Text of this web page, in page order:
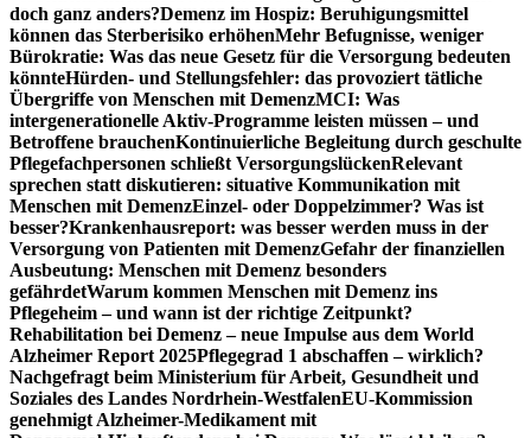
doch ganz anders?Demenz im Hospiz: Beruhigungsmittel
können das Sterberisiko erhöhenMehr Befugnisse, weniger
Bürokratie: Was das neue Gesetz für die Versorgung bedeuten
könnteHürden- und Stellungsfehler: das provoziert tätliche
Übergriffe von Menschen mit DemenzMCI: Was
intergenerationelle Aktiv-Programme leisten müssen – und
Betroffene brauchenKontinuierliche Begleitung durch geschulte
Pflegefachpersonen schließt VersorgungslückenRelevant
sprechen statt diskutieren: situative Kommunikation mit
Menschen mit DemenzEinzel- oder Doppelzimmer? Was ist
besser?Krankenhausreport: was besser werden muss in der
Versorgung von Patienten mit DemenzGefahr der finanziellen
Ausbeutung: Menschen mit Demenz besonders
gefährdetWarum kommen Menschen mit Demenz ins
Pflegeheim – und wann ist der richtige Zeitpunkt?
Rehabilitation bei Demenz – neue Impulse aus dem World
Alzheimer Report 2025Pflegegrad 1 abschaffen – wirklich?
Nachgefragt beim Ministerium für Arbeit, Gesundheit und
Soziales des Landes Nordrhein-WestfalenEU-Kommission
genehmigt Alzheimer-Medikament mit